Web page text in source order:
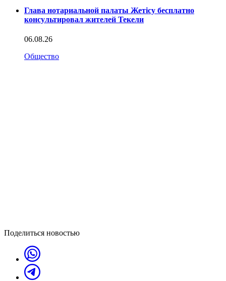
Глава нотариальной палаты Жетісу бесплатно
консультировал жителей Текели
06.08.26
Общество
Поделиться новостью